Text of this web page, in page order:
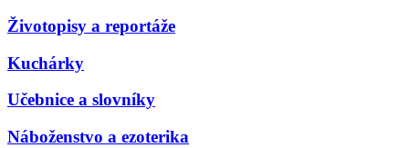
Životopisy a reportáže
Kuchárky
Učebnice a slovníky
Náboženstvo a ezoterika